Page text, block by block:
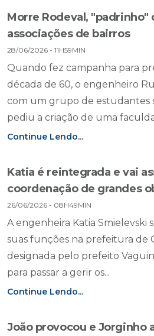
Morre Rodeval, "padrinho"
associações de bairros
28/06/2026 - 11H59MIN
Quando fez campanha para
década de 60, o engenheiro
com um grupo de estudantes
pediu a criação de uma
Continue Lendo...
Katia é reintegrada e vai
coordenação de grandes
26/06/2026 - 08H49MIN
A engenheira Katia Smielevski
suas funções na prefeitura de
designada pelo prefeito
para passar a gerir os...
Continue Lendo...
João provocou e Jorginho